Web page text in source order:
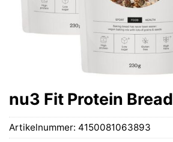
nu3 Fit Protein Bread
Artikelnummer: 4150081063893